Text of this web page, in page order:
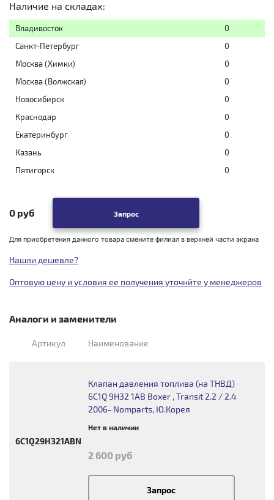
Наличие на складах:
Владивосток
0
Санкт-Петербург
0
Москва (Химки)
0
Москва (Волжская)
0
Новосибирск
0
Краснодар
0
Екатеринбург
0
Казань
0
Пятигорск
0
0 руб Запрос
Для приобретения данного товара смените филиал в верхней части экрана
Нашли дешевле?
Оптовую цену и условия ее получения уточнйте у менеджеров
Аналоги и заменители
Артикул Наименование
6C1Q29H321ABN
Клапан давления топлива (на ТНВД)
6C1Q 9H32 1AB Boxer , Transit 2.2 / 2.4
2006- Nomparts, Ю.Корея
Нет в наличии
2 600 руб
Запрос